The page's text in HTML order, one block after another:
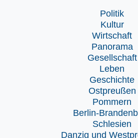
Politik
Kultur
Wirtschaft
Panorama
Gesellschaft
Leben
Geschichte
Ostpreußen
Pommern
Berlin-
Schlesien
Danzig und